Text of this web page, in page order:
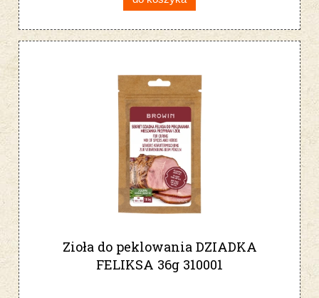
Zioła do peklowania DZIADKA
FELIKSA 36g 310001